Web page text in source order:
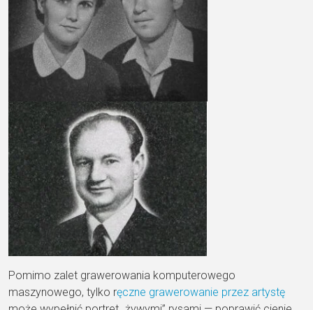
Pomimo zalet grawerowania komputerowego
maszynowego, tylko ręczne grawerowanie przez artystę